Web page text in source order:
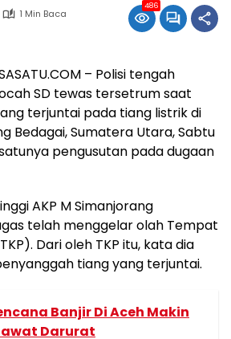
1 Min Baca
486
– Polisi tengah
SD tewas tersetrum saat
terjuntai pada tiang listrik di
Bedagai, Sumatera Utara, Sabtu
pengusutan pada dugaan
AKP M Simanjorang
telah menggelar olah Tempat
Dari oleh TKP itu, kata dia
tiang yang terjuntai.
Banjir Di Aceh Makin
Darurat